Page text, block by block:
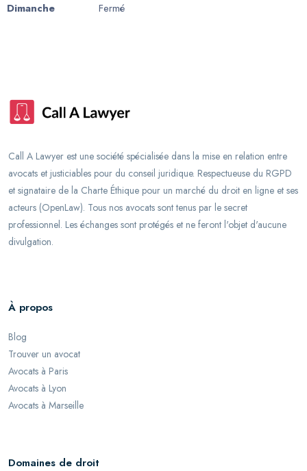
Dimanche
Fermé
Call A Lawyer est une société spécialisée dans la mise en relation entre
avocats et justiciables pour du conseil juridique. Respectueuse du RGPD
et signataire de la Charte Éthique pour un marché du droit en ligne et ses
acteurs (OpenLaw). Tous nos avocats sont tenus par le secret
professionnel. Les échanges sont protégés et ne feront l'objet d'aucune
divulgation.
À propos
Blog
Trouver un avocat
Avocats à Paris
Avocats à Lyon
Avocats à Marseille
Domaines de droit